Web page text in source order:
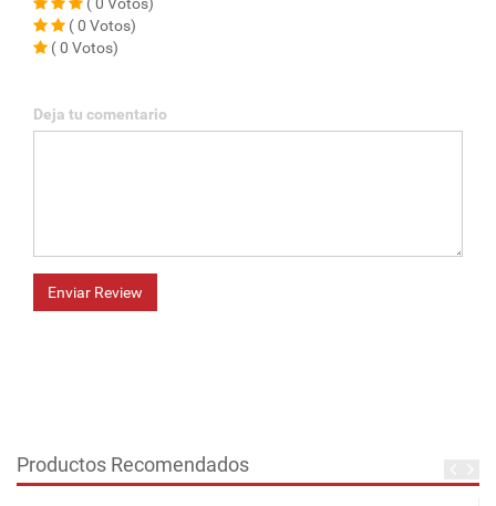
( 0 Votos)
( 0 Votos)
Deja tu comentario
Enviar Review
Productos Recomendados